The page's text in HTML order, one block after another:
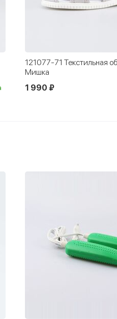
121067-72 Текстильные
Машинки
1 990 ₽